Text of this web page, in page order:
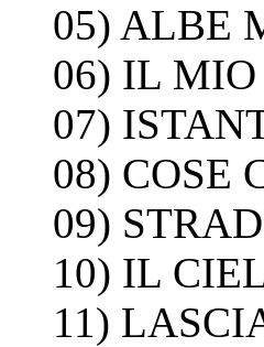
05) ALBE
06) IL MIO
07)
08) COSE
09)
10) IL
11)